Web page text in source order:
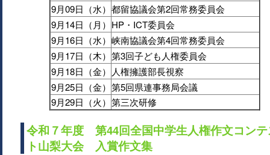
9月09日（水） 都留協議会第2回常務委員会
9月14日（月） HP・ICT委員会
9月16日（水） 峡南協議会第4回常務委員会
9月17日（木） 第3回子ども人権委員会
9月18日（金）
人権擁護部長視察
9月25日（金） 第5回県連事務局会議
9月29日（火） 第三次研修
令和７年度 第44回全国中学生人権作文コン
ト山梨大会 入賞作文集